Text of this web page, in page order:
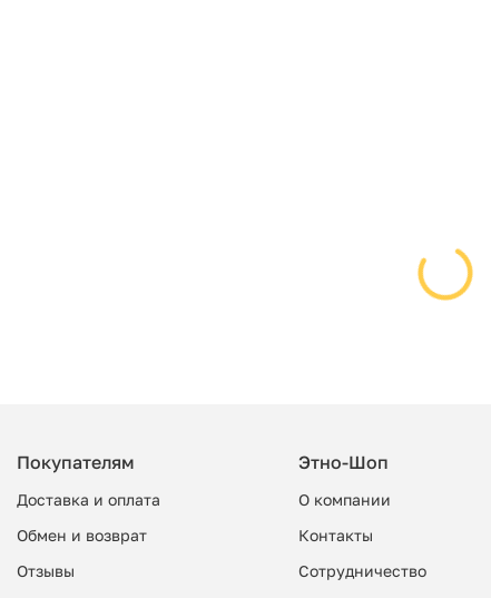
Покупателям
Доставка и оплата
Обмен и возврат
Отзывы
Этно-Шоп
О компании
Контакты
Сотрудничество